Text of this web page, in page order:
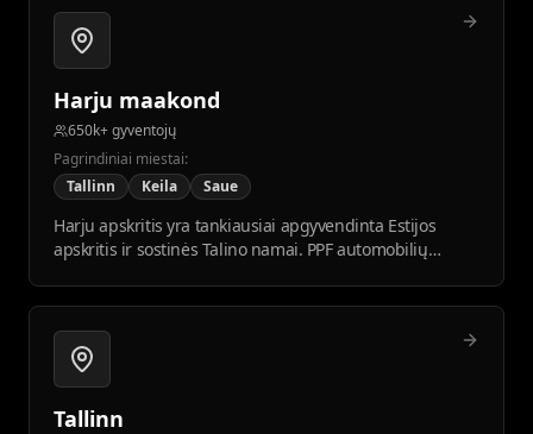
Harju maakond
650k+ gyventojų
Pagrindiniai miestai:
Tallinn
Keila Saue
Harju apskritis yra tankiausiai apgyvendinta Estijos
apskritis ir sostinės Talino namai. PPF automobilių
Tallinn